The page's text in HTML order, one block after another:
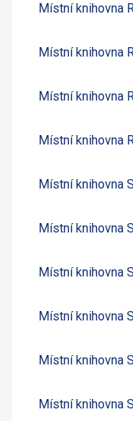
Místní knihovna
Místní knihovna
Místní knihovna
Místní knihovna
Místní knihovna
Místní knihovna
Místní knihovna
Místní knihovna
Místní knihovna
Místní knihovna